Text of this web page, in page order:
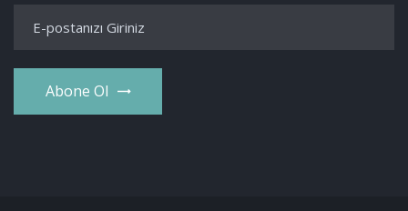
Abone Ol